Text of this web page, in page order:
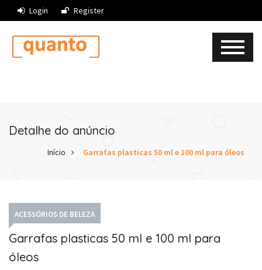
Login Register
Detalhe do anúncio
Início Garrafas plasticas 50 ml e 100 ml para óleos
ACESSÓRIOS DE BELEZA
Garrafas plasticas 50 ml e 100 ml para
óleos